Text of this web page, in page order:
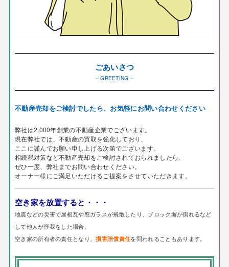
ごあいさつ
– GREETING –
不動産売却をご検討でしたら、お気軽にお問い合わせください
弊社は2,000年創業の不動産企業でございます。
現在弊社では、不動産の買取を強化しており、
ここに謹んでお願い申し上げる次第でございます。
相続税対策など不動産売却をご検討されておられましたら、
ぜひ一度、弊社までお問い合わせください。
オーナー様にご満足いただけるご提案をさせていただきます。
空き家を放置すると・・・
地震などの災害で屋根瓦や窓ガラスが飛散したり、ブロック塀が倒れるなど
して他人が怪我をした場合、
空き家の所有者の責任となり、損害賠償責任を問われることもあります。